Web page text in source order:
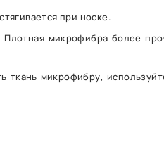
при носке.
микрофибра более
микрофибру,